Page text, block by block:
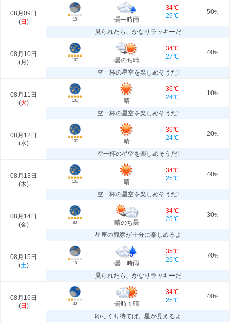
08月09日
(日 ) 10 曇一時雨
34℃
26℃
50%
見られたら、かなりラッキーだ
08月10日
(月 ) 100 曇のち晴
34℃
27℃
40%
空一杯の星空を楽しめそうだ!
08月11日
(火) 100 晴
36℃
24℃
10%
空一杯の星空を楽しめそうだ!
08月12日
(水) 100 晴
36℃
24℃
20%
空一杯の星空を楽しめそうだ!
08月13日
(木) 100 晴
34℃
25℃
40%
空一杯の星空を楽しめそうだ!
08月14日
(金) 80 晴のち曇
34℃
25℃
30%
星座の観察が十分に楽しめるよ
08月15日
(土) 10 曇一時雨
35℃
26℃
70%
見られたら、かなりラッキーだ
08月16日
(日 ) 30 曇時々晴
34℃
25℃
40%
ゆっくり待てば、星が見えるよ